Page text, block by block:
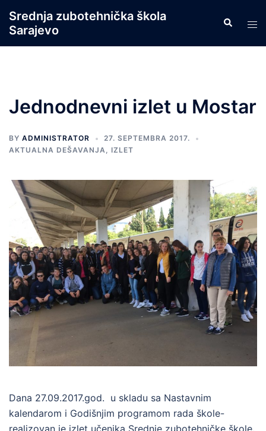
content
Srednja zubotehnička škola
Sarajevo
Search
Jednodnevni izlet u Mostar
BY ADMINISTRATOR
27. SEPTEMBRA 2017.
AKTUALNA DEŠAVANJA, IZLET
Dana 27.09.2017.god. u skladu sa Nastavnim
kalendarom i Godišnjim programom rada škole-
realizovan je izlet učenika Srednje zubotehničke škole.